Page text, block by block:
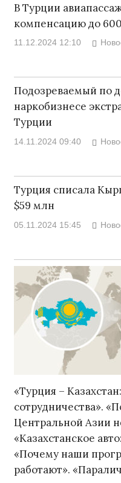
В Турции
компенсацию до
11.12.2024 12:10
Подозреваемый по
наркобизнесе
Турции
14.11.2024 09:40
Турция списала
$59 млн
05.11.2024 15:45
«Турция –
сотрудничества».
Центральной Азии
«Казахстанское
«Почему наши
работают».